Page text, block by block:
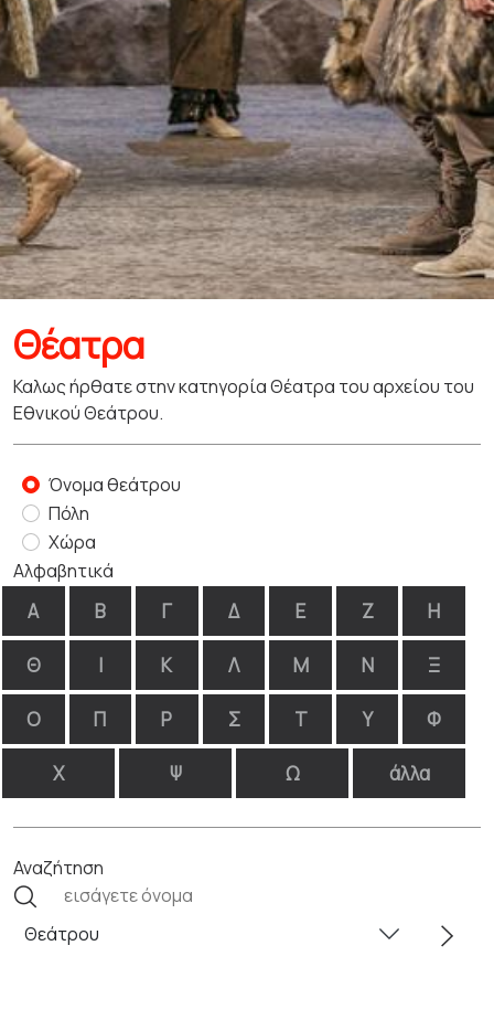
Θέατρα
Καλως ήρθατε στην κατηγορία Θέατρα του αρχείου του
Εθνικού Θεάτρου.
Όνομα θεάτρου
Πόλη
Χώρα
Αλφαβητικά
Α Β Γ Δ Ε Ζ Η
Θ Ι Κ Λ Μ Ν Ξ
Ο Π Ρ Σ Τ Υ Φ
Χ Ψ Ω άλλα
Αναζήτηση